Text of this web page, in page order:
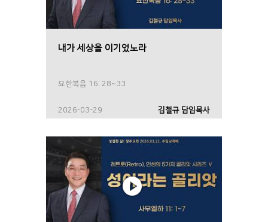
내가 세상을 이기었노라
요한복음 16: 28~33
2026-03-29 김철규 담임목사